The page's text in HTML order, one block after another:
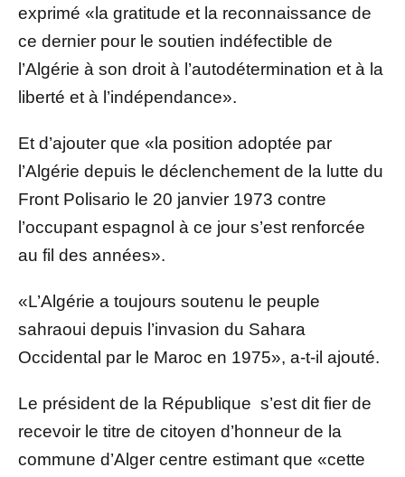
exprimé «la gratitude et la reconnaissance de
ce dernier pour le soutien indéfectible de
l’Algérie à son droit à l’autodétermination et à la
liberté et à l’indépendance».
Et d’ajouter que «la position adoptée par
l’Algérie depuis le déclenchement de la lutte du
Front Polisario le 20 janvier 1973 contre
l’occupant espagnol à ce jour s’est renforcée
au fil des années».
«L’Algérie a toujours soutenu le peuple
sahraoui depuis l’invasion du Sahara
Occidental par le Maroc en 1975», a-t-il ajouté.
Le président de la République s’est dit fier de
recevoir le titre de citoyen d’honneur de la
commune d’Alger centre estimant que «cette